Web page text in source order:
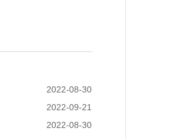
2022-08-30
2022-09-21
2022-08-30